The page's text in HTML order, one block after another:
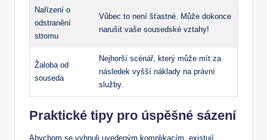
Nařízení o
odstranění
stromu
Vůbec to není šťastné. Může dokonce
narušit vaše sousedské vztahy!
Žaloba od
souseda
Nejhorší scénář, který může mít za
následek vyšší náklady na právní
služby.
Praktické tipy pro úspěšné sázení
Abychom se vyhnuli uvedeným komplikacím, existují